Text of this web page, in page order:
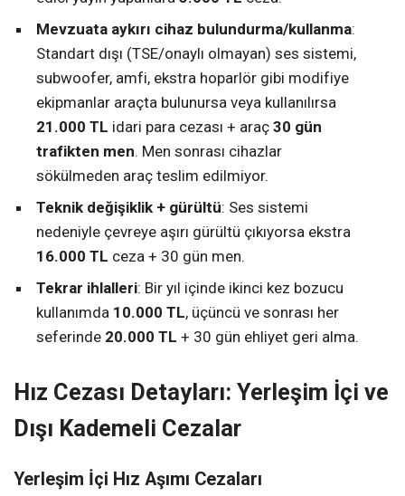
Mevzuata aykırı cihaz bulundurma/kullanma:
Standart dışı (TSE/onaylı olmayan) ses sistemi,
subwoofer, amfi, ekstra hoparlör gibi modifiye
ekipmanlar araçta bulunursa veya kullanılırsa
21.000 TL idari para cezası + araç 30 gün
trafikten men. Men sonrası cihazlar
sökülmeden araç teslim edilmiyor.
Teknik değişiklik + gürültü: Ses sistemi
nedeniyle çevreye aşırı gürültü çıkıyorsa ekstra
16.000 TL ceza + 30 gün men.
Tekrar ihlalleri: Bir yıl içinde ikinci kez bozucu
kullanımda 10.000 TL, üçüncü ve sonrası her
seferinde 20.000 TL + 30 gün ehliyet geri alma.
Hız Cezası Detayları: Yerleşim İçi ve
Dışı Kademeli Cezalar
Yerleşim İçi Hız Aşımı Cezaları